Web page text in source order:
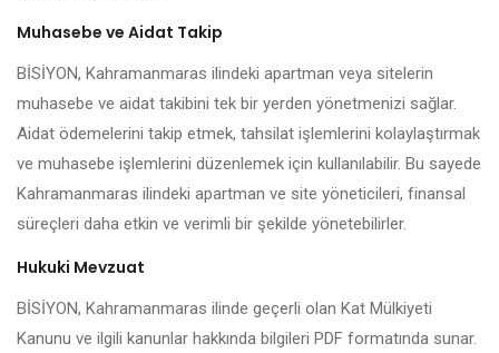
Muhasebe ve Aidat Takip
BİSİYON, Kahramanmaras ilindeki apartman veya sitelerin
muhasebe ve aidat takibini tek bir yerden yönetmenizi sağlar.
Aidat ödemelerini takip etmek, tahsilat işlemlerini kolaylaştırmak
ve muhasebe işlemlerini düzenlemek için kullanılabilir. Bu sayede
Kahramanmaras ilindeki apartman ve site yöneticileri, finansal
süreçleri daha etkin ve verimli bir şekilde yönetebilirler.
Hukuki Mevzuat
BİSİYON, Kahramanmaras ilinde geçerli olan Kat Mülkiyeti
Kanunu ve ilgili kanunlar hakkında bilgileri PDF formatında sunar.